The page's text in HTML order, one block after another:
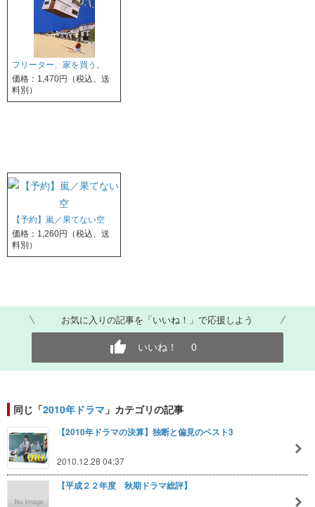
フリーター、家を買う。
価格：1,470円（税込、送
料別）
【予約】嵐／果てない空
価格：1,260円（税込、送
料別）
お気に入りの記事を「いいね！」で応援しよう
いいね！ 0
同じ「2010年ドラマ 」カテゴリの記事
【2010年ドラマの決算】独断と偏見のベスト3
2010.12.28 04:37
【平成２２年度 秋期ドラマ総評】